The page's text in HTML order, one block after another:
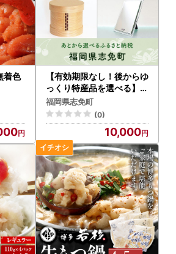
請書提出先
免中央1丁目1番1号
納税担当
ップ申請について
プ申請は、オンライン申請も可能で
とめて申請ができ、変更届もオンライ
ひご活用ください。
は、状況によって1月1日以降の発送と
着色
【有効期限なし！後からゆ
っくり特産品を選べる】福
岡県志免町カタログポイン
ト
福岡県志免町
(0)
10,000